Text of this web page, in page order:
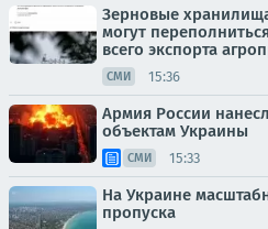
Зерновые
могут
всего экспорта
СМИ 15:36
Армия России
объектам Украины
СМИ 15:33
На Украине
пропуска